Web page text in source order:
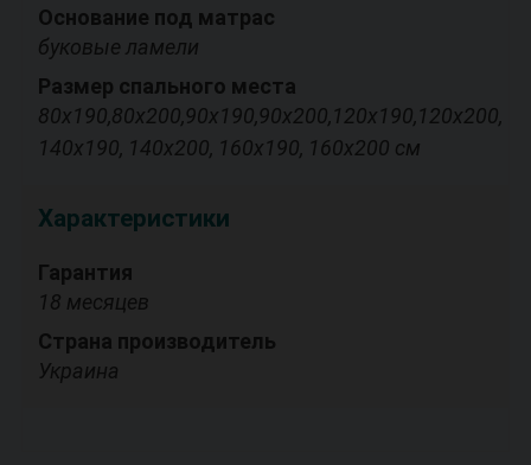
Основание под матрас
буковые ламели
Размер спального места
80х190,80х200,90х190,90х200,120х190,120х200,
140х190, 140х200, 160х190, 160х200 см
Характеристики
Гарантия
18 месяцев
Страна производитель
Украина